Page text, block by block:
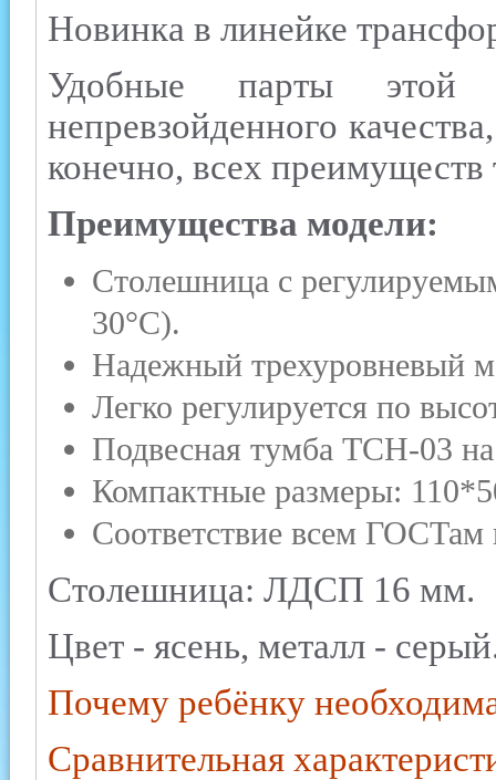
Новинка в линейке
Удобные парты этой
непревзойденного
конечно, всех
Преимущества модели:
Столешница с
30°C).
Надежный трехуровневый
Легко регулируется по
Подвесная тумба ТСН-03
Компактные размеры:
Соответствие всем
Столешница: ЛДСП 16 мм.
Цвет - ясень, металл -
Почему ребёнку
Сравнительная